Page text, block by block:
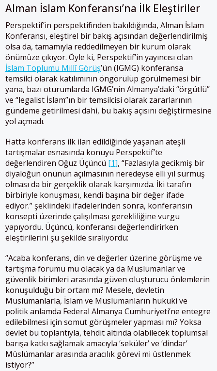
Alman İslam Konferansı’na İlk Eleştiriler
Perspektif’in perspektifinden bakıldığında, Alman İslam
Konferansı, eleştirel bir bakış açısından değerlendirilmiş
olsa da, tamamıyla reddedilmeyen bir kurum olarak
önümüze çıkıyor. Öyle ki, Perspektif’in yayıncısı olan
İslam Toplumu Millî Görüş’ün (IGMG) konferansa
temsilci olarak katılımının öngörülüp görülmemesi bir
yana, bazı oturumlarda IGMG’nin Almanya’daki “örgütlü”
ve “legalist İslam”ın bir temsilcisi olarak zararlarının
gündeme getirilmesi dahi, bu bakış açısını değiştirmesine
yol açmadı.
Hatta konferans ilk ilan edildiğinde yaşanan ateşli
tartışmalar esnasında konuyu Perspektif’te
değerlendiren Oğuz Üçüncü [1], “Fazlasıyla gecikmiş bir
diyaloğun önünün açılmasının neredeyse elli yıl sürmüş
olması da bir gerçeklik olarak karşımızda. İki tarafın
birbiriyle konuşması, kendi başına bir değer ifade
ediyor.” şeklindeki ifadelerinden sonra, konferansın
konsepti üzerinde çalışılması gerekliliğine vurgu
yapıyordu. Üçüncü, konferansı değerlendirirken
eleştirilerini şu şekilde sıralıyordu:
“Acaba konferans, din ve değerler üzerine görüşme ve
tartışma forumu mu olacak ya da Müslümanlar ve
güvenlik birimleri arasında güven oluşturucu önlemlerin
konuşulduğu bir ortam mı? Mesele, devletin
Müslümanlarla, İslam ve Müslümanların hukuki ve
politik anlamda Federal Almanya Cumhuriyeti’ne entegre
edilebilmesi için somut görüşmeler yapması mı? Yoksa
devlet bu toplantıyla, tehdit altında olabilecek toplumsal
barışa katkı sağlamak amacıyla ‘seküler’ ve ‘dindar’
Müslümanlar arasında aracılık görevi mi üstlenmek
istiyor?”